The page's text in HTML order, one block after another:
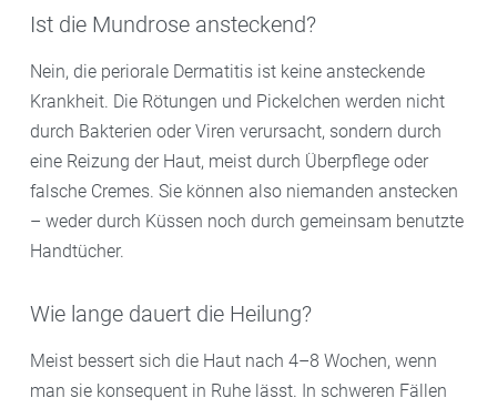
Ist die Mundrose ansteckend?
Nein, die periorale Dermatitis ist keine ansteckende
Krankheit. Die Rötungen und Pickelchen werden nicht
durch Bakterien oder Viren verursacht, sondern durch
eine Reizung der Haut, meist durch Überpflege oder
falsche Cremes. Sie können also niemanden anstecken
– weder durch Küssen noch durch gemeinsam benutzte
Handtücher.
Wie lange dauert die Heilung?
Meist bessert sich die Haut nach 4–8 Wochen, wenn
man sie konsequent in Ruhe lässt. In schweren Fällen